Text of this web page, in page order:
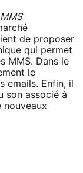
de proposer
qui permet
MMS. Dans le
le
emails. Enfin, il
son associé à
nouveaux